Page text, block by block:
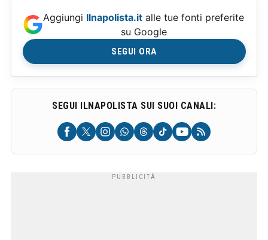
Aggiungi Ilnapolista.it alle tue fonti preferite
su Google
SEGUI ORA
SEGUI ILNAPOLISTA SUI SUOI CANALI: